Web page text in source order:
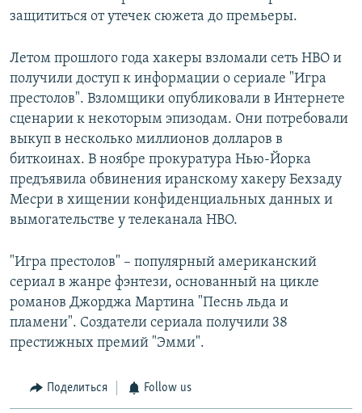
защититься от утечек сюжета до премьеры.
Летом прошлого года хакеры взломали сеть HBO и
получили доступ к информации о сериале "Игра
престолов". Взломщики опубликовали в Интернете
сценарии к некоторым эпизодам. Они потребовали
выкуп в несколько миллионов долларов в
биткоинах. В ноябре прокуратура Нью-Йорка
предъявила обвинения иранскому хакеру Бехзаду
Месри в хищении конфиденциальных данных и
вымогательстве у телеканала HBO.
"Игра престолов" – популярный американский
сериал в жанре фэнтези, основанный на цикле
романов Джорджа Мартина "Песнь льда и
пламени". Создатели сериала получили 38
престижных премий "Эмми".
Поделиться Follow us